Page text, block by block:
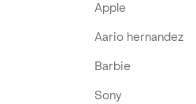
Apple
Aario hernandez
Barbie
Sony